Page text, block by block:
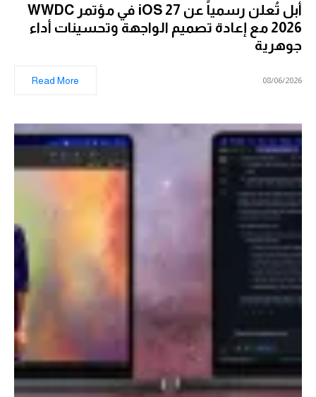
أبل تُعلن رسمياً عن iOS 27 في مؤتمر WWDC
2026 مع إعادة تصميم الواجهة وتحسينات أداء
جوهرية
08/06/2026
Read More